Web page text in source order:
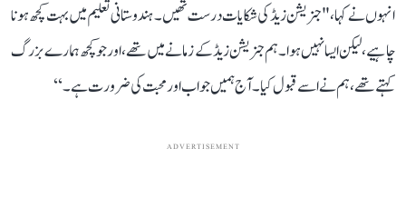
انہوں نے کہا، " جنریشن زیڈ کی شکایات درست تھیں۔ ہندوستانی تعلیم میں بہت کچھ ہونا
چاہیے، لیکن ایسا نہیں ہوا۔ ہم جنریشن زیڈ کے زمانے میں تھے، اور جو کچھ ہمارے بزرگ
کہتے تھے، ہم نےاسے قبول کیا۔ آج ہمیں جواب اور محبت کی ضرورت ہے۔‘‘
ADVERTISEMENT